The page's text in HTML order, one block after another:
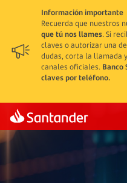
Información importante
Recuerda que nuestros
que tú nos llames. Si
claves o autorizar una
dudas, corta la llamada
canales oficiales. Banco
claves por teléfono.